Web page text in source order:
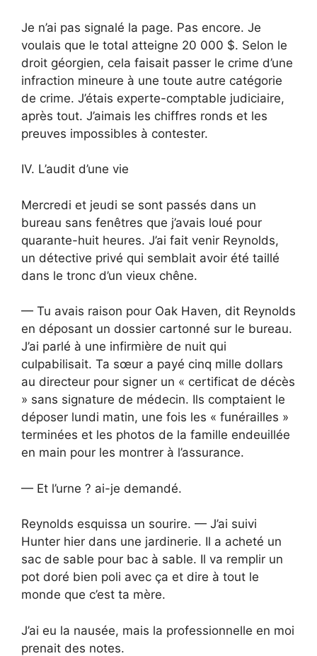
Je n’ai pas signalé la page. Pas encore. Je
voulais que le total atteigne 20 000 $. Selon le
droit géorgien, cela faisait passer le crime d’une
infraction mineure à une toute autre catégorie
de crime. J’étais experte-comptable judiciaire,
après tout. J’aimais les chiffres ronds et les
preuves impossibles à contester.
IV. L’audit d’une vie
Mercredi et jeudi se sont passés dans un
bureau sans fenêtres que j’avais loué pour
quarante-huit heures. J’ai fait venir Reynolds,
un détective privé qui semblait avoir été taillé
dans le tronc d’un vieux chêne.
— Tu avais raison pour Oak Haven, dit Reynolds
en déposant un dossier cartonné sur le bureau.
J’ai parlé à une infirmière de nuit qui
culpabilisait. Ta sœur a payé cinq mille dollars
au directeur pour signer un « certificat de décès
» sans signature de médecin. Ils comptaient le
déposer lundi matin, une fois les « funérailles »
terminées et les photos de la famille endeuillée
en main pour les montrer à l’assurance.
— Et l’urne ? ai-je demandé.
Reynolds esquissa un sourire. — J’ai suivi
Hunter hier dans une jardinerie. Il a acheté un
sac de sable pour bac à sable. Il va remplir un
pot doré bien poli avec ça et dire à tout le
monde que c’est ta mère.
J’ai eu la nausée, mais la professionnelle en moi
prenait des notes.